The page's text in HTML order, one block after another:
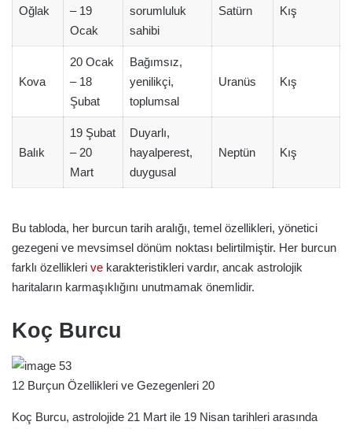
Oğlak
– 19
Ocak
sorumluluk
sahibi
Satürn Kış
Kova
20 Ocak
– 18
Şubat
Bağımsız,
yenilikçi,
toplumsal
Uranüs Kış
Balık
19 Şubat
– 20
Mart
Duyarlı,
hayalperest,
duygusal
Neptün Kış
Bu tabloda, her burcun tarih aralığı, temel özellikleri, yönetici
gezegeni ve mevsimsel dönüm noktası belirtilmiştir. Her burcun
farklı özellikleri ve karakteristikleri vardır, ancak astrolojik
haritaların karmaşıklığını unutmamak önemlidir.
Koç Burcu
12 Burçun Özellikleri ve Gezegenleri 20
Koç Burcu, astrolojide 21 Mart ile 19 Nisan tarihleri arasında